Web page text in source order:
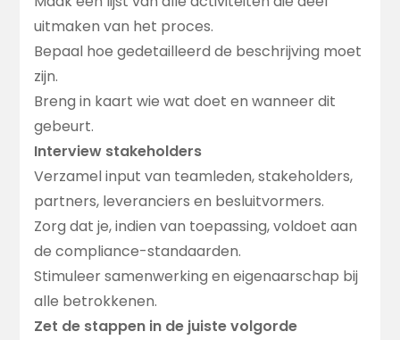
uitmaken van het proces.
Bepaal hoe gedetailleerd de beschrijving moet
zijn.
Breng in kaart wie wat doet en wanneer dit
gebeurt.
Interview stakeholders
Verzamel input van teamleden, stakeholders,
partners, leveranciers en besluitvormers.
Zorg dat je, indien van toepassing, voldoet aan
de compliance-standaarden.
Stimuleer samenwerking en eigenaarschap bij
alle betrokkenen.
Zet de stappen in de juiste volgorde